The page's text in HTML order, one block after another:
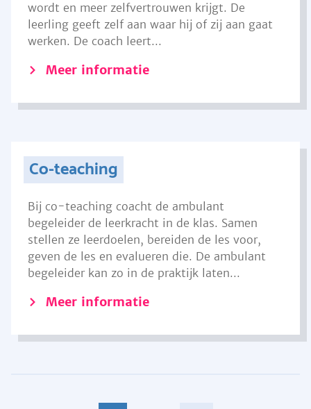
wordt en meer zelfvertrouwen krijgt. De
leerling geeft zelf aan waar hij of zij aan gaat
werken. De coach leert...
Meer informatie
Co-teaching
Bij co-teaching coacht de ambulant
begeleider de leerkracht in de klas. Samen
stellen ze leerdoelen, bereiden de les voor,
geven de les en evalueren die. De ambulant
begeleider kan zo in de praktijk laten...
Meer informatie